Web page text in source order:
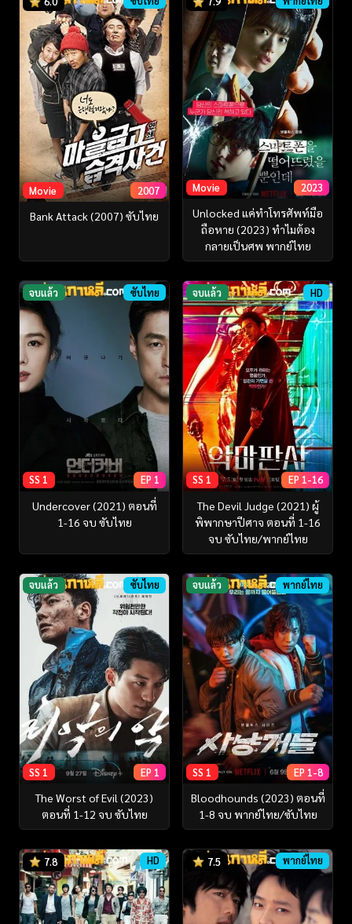
Movie 2007
Bank Attack (2007) ซับไทย
Movie 2023
Unlocked แค่ทำโทรศัพท์มือ
ถือหาย (2023) ทำไมต้อง
กลายเป็นศพ พากย์ไทย
จบแล้ว ซับไทย
SS 1 EP 1
Undercover (2021) ตอนที่
1-16 จบ ซับไทย
จบแล้ว HD
SS 1 EP 1-16
The Devil Judge (2021) ผู้
พิพากษาปีศาจ ตอนที่ 1-16
จบ ซับไทย/พากย์ไทย
จบแล้ว ซับไทย
SS 1 EP 1
The Worst of Evil (2023)
ตอนที่ 1-12 จบ ซับไทย
จบแล้ว พากย์ไทย
SS 1 EP 1-8
Bloodhounds (2023) ตอนที่
1-8 จบ พากย์ไทย/ซับไทย
7.8 HD 7.5 พากย์ไทย